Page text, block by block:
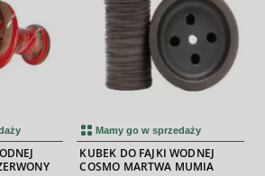
Mamy go w sprzedaży
KUBEK DO FAJKI WODNEJ
COSMO MARTWA MUMIA